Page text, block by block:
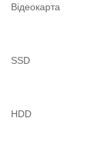
Відеокарта
SSD
HDD